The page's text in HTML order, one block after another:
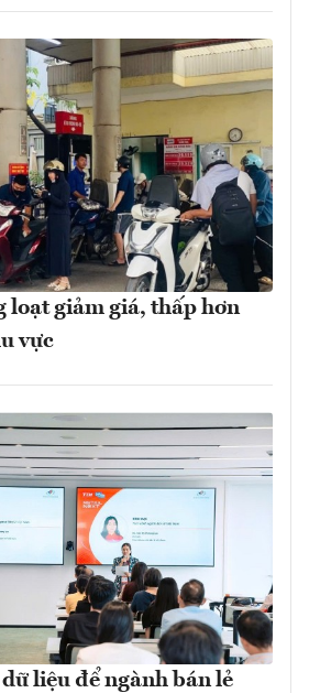
loạt giảm giá, thấp hơn
vực
liệu để ngành bán lẻ